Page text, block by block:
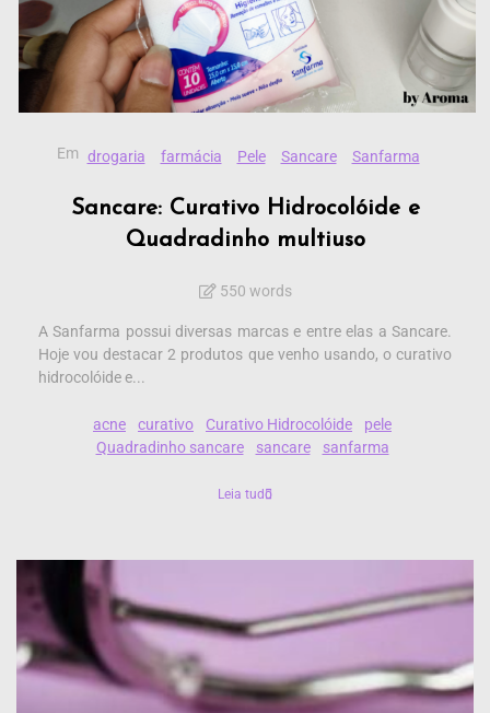
Em drogaria farmácia Pele Sancare Sanfarma
Sancare: Curativo Hidrocolóide e
Quadradinho multiuso
550 words
A Sanfarma possui diversas marcas e entre elas a Sancare.
Hoje vou destacar 2 produtos que venho usando, o curativo
hidrocolóide e...
acne curativo Curativo Hidrocolóide
pele
Quadradinho sancare
sancare sanfarma
Leia tudo